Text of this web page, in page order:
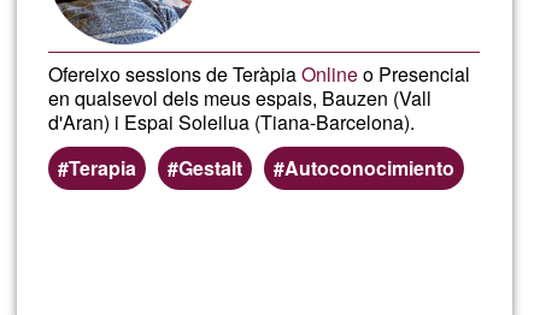
Ofereixo sessions de TeràpiaOnlineo Presencial
en qualsevol dels meus espais, Bauzen (Vall
d'Aran) i Espai Soleilua (Tiana-Barcelona).
Terapia
Gestalt Autoconocimiento